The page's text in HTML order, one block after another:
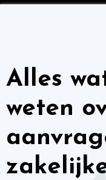
Alles
weten